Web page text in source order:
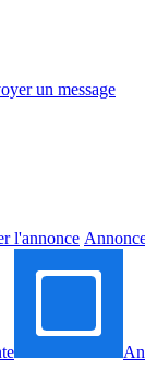
un message
l'annonce